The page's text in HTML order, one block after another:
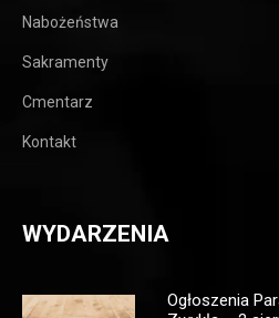
Nabożeństwa
Sakramenty
Cmentarz
Kontakt
WYDARZENIA
Ogłoszenia